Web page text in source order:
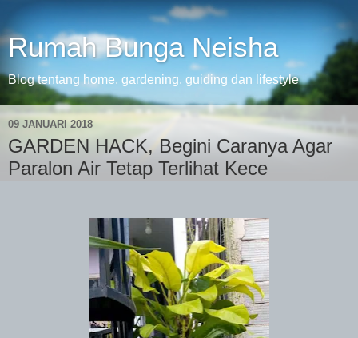
Rumah Bunga Neisha
Blog tentang home, gardening, guiding dan lifestyle
09 JANUARI 2018
GARDEN HACK, Begini Caranya Agar
Paralon Air Tetap Terlihat Kece